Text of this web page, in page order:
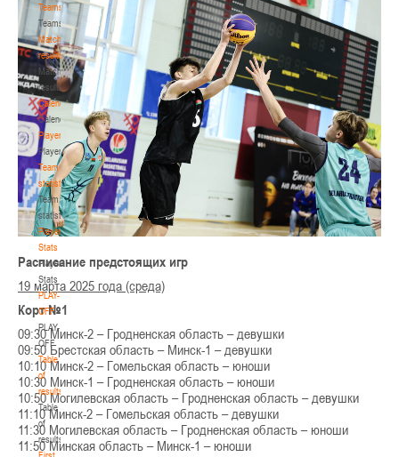
Teams
Teams
Match
results
Match
results
Calendar
Calendar
Players
Players
Team
statistics
Team
statistics
Player
Stats
Player
Stats
PLAY-
OFF
PLAY-
OFF
Table
of
results
Table
of
results
First
Расписание предстоящих игр
19 марта 2025 года (среда)
Корт №1
09:30 Минск-2 – Гродненская область – девушки
09:50 Брестская область – Минск-1 – девушки
10:10 Минск-2 – Гомельская область – юноши
10:30 Минск-1 – Гродненская область – юноши
10:50 Могилевская область – Гродненская область – девушки
11:10 Минск-2 – Гомельская область – девушки
11:30 Могилевская область – Гродненская область – юноши
11:50 Минская область – Минск-1 – юноши